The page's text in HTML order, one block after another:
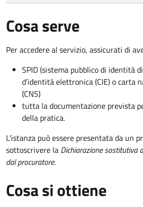
Cosa serve
Per accedere al servizio, assicurati di
SPID (sistema pubblico di identità
d’identità elettronica (CIE) o carta
(CNS)
tutta la documentazione prevista
della pratica.
L'istanza può essere presentata da un
sottoscrivere la Dichiarazione sostitutiva
dal procuratore.
Cosa si ottiene